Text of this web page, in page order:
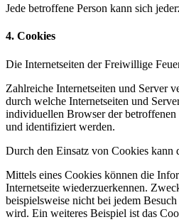
Jede betroffene Person kann sich
4. Cookies
Die Internetseiten der Freiwillige
Zahlreiche Internetseiten und Server
durch welche Internetseiten und
individuellen Browser der betroffenen
und identifiziert werden.
Durch den Einsatz von Cookies kann
Mittels eines Cookies können die
Internetseite wiederzuerkennen.
beispielsweise nicht bei jedem
wird. Ein weiteres Beispiel ist das